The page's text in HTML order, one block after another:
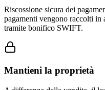
Riscossione sicura dei
pagamenti vengono raccolti
tramite bonifico SWIFT.
Mantieni la proprietà